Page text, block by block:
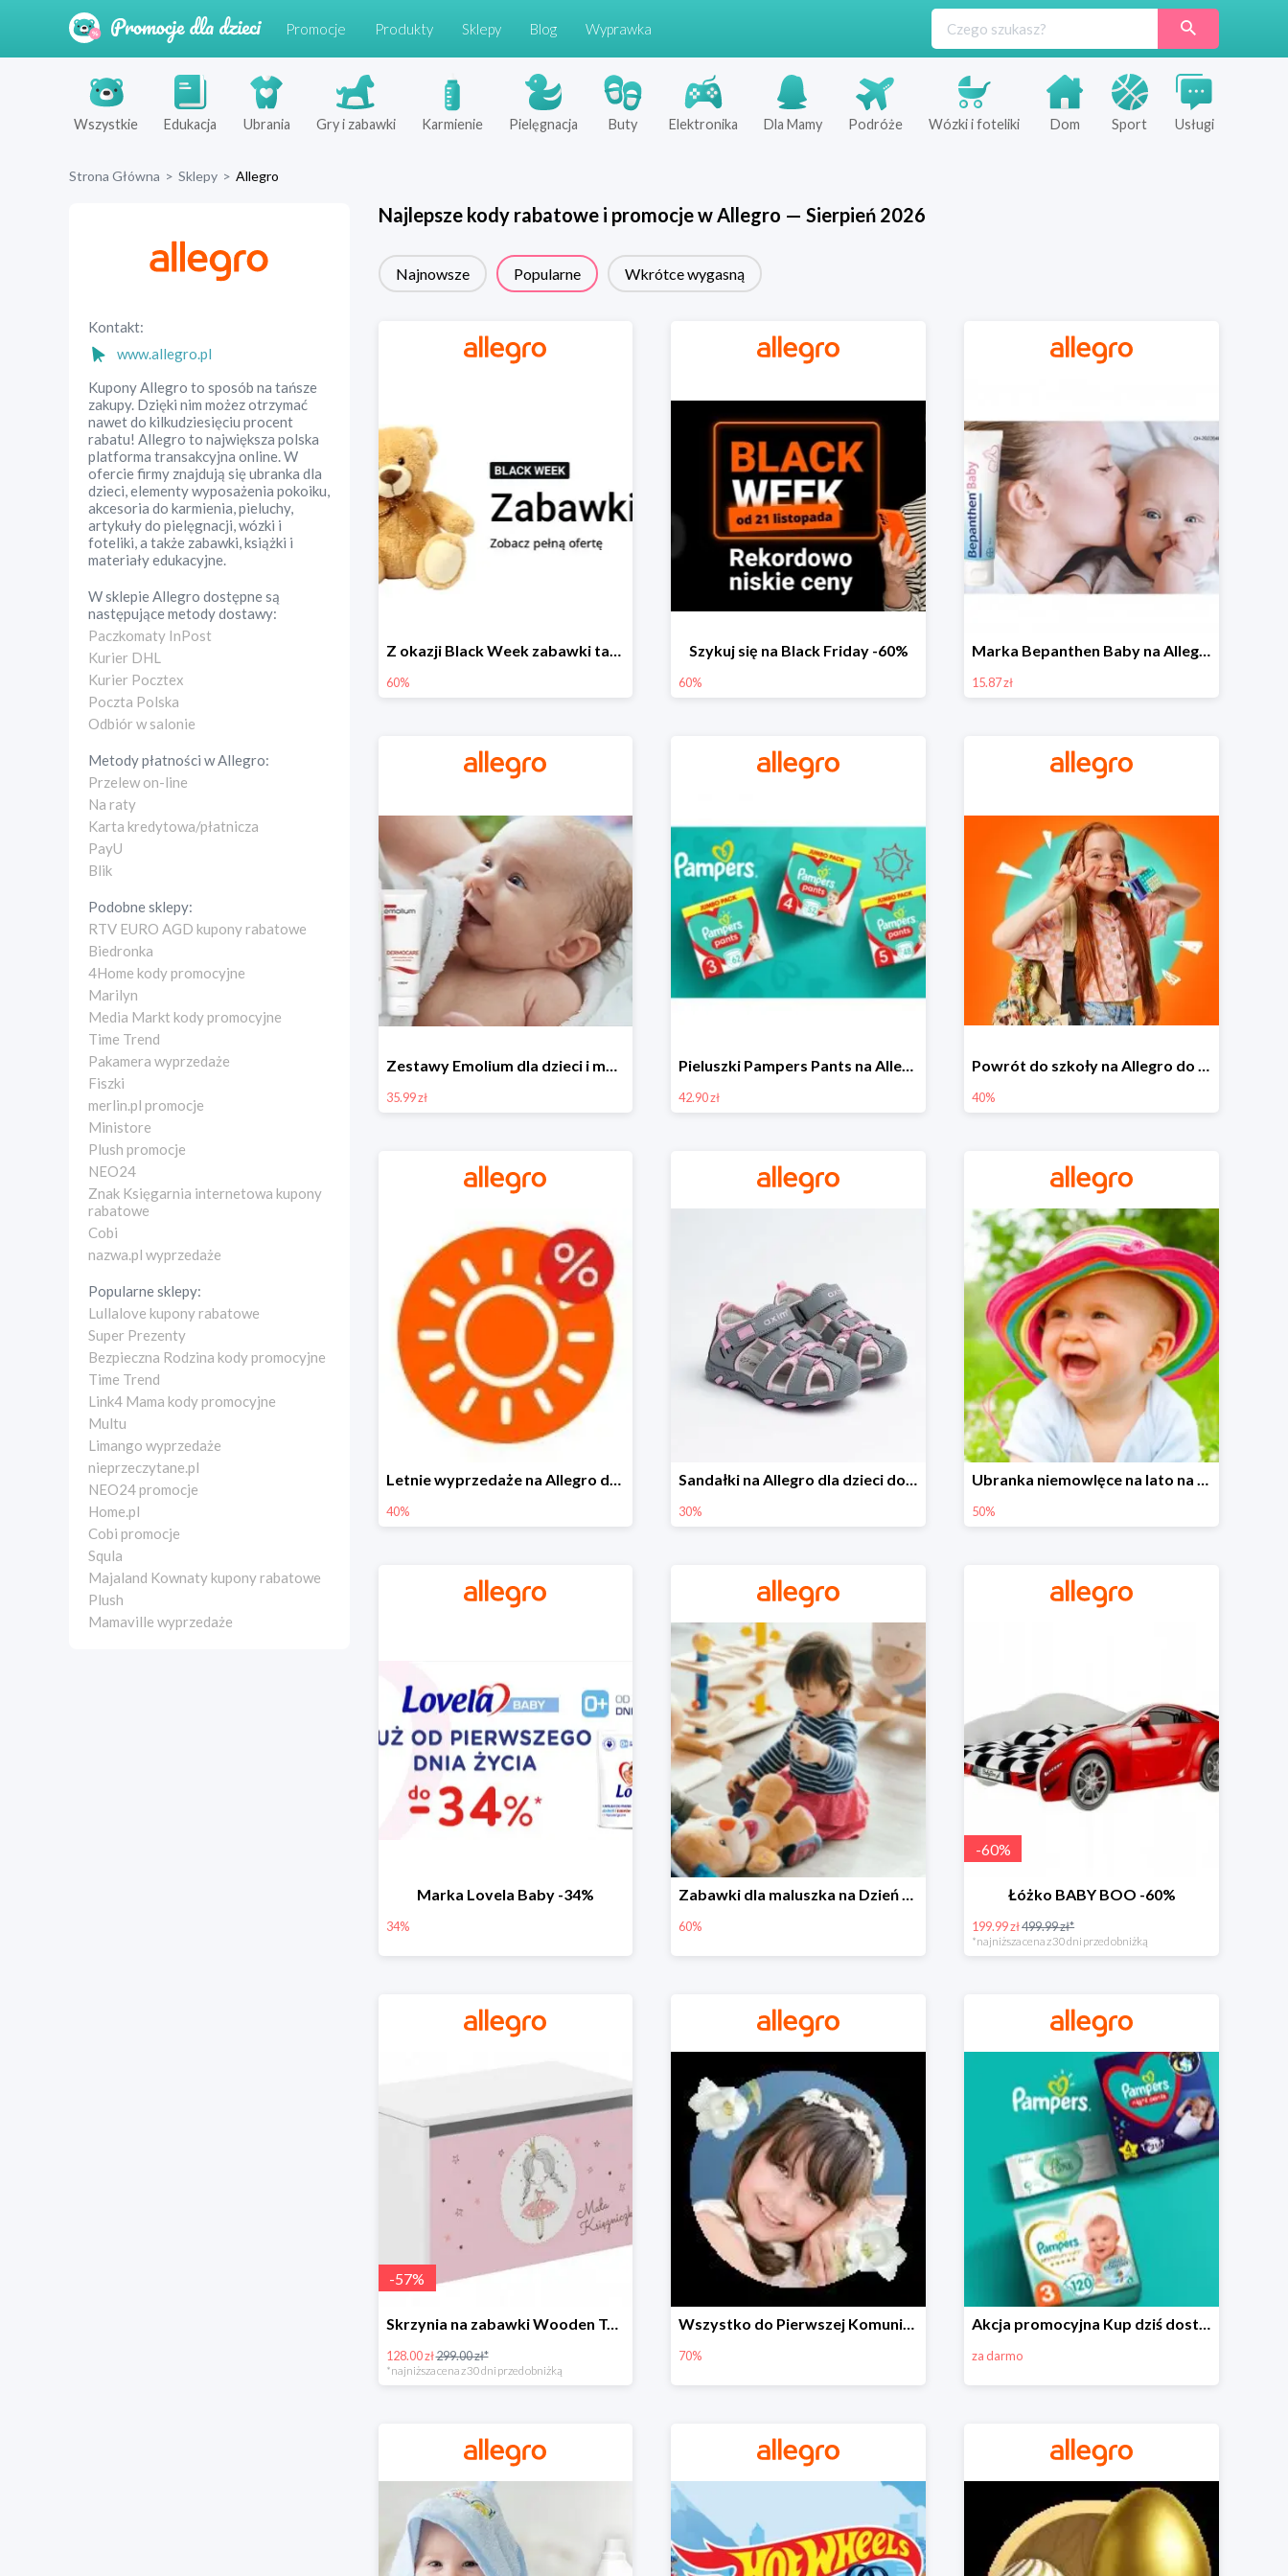
Promocje Produkty Sklepy Blog Wyprawka
Wszystkie Edukacja Ubrania Gry i zabawki Karmienie Pielęgnacja Buty Elektronika Dla Mamy Podróże Wózki i foteliki Dom Sport Usługi
Strona Główna > Sklepy > Allegro
Kontakt:
www.allegro.pl
Kupony Allegro to sposób na tańsze
zakupy. Dzięki nim możez otrzymać
nawet do kilkudziesięciu procent
rabatu! Allegro to największa polska
platforma transakcyjna online. W
ofercie firmy znajdują się ubranka dla
dzieci, elementy wyposażenia pokoiku,
akcesoria do karmienia, pieluchy,
artykuły do pielęgnacji, wózki i
foteliki, a także zabawki, książki i
materiały edukacyjne.
W sklepieAllegro dostępne są
następujące metody dostawy:
Paczkomaty InPost
Kurier DHL
Kurier Pocztex
Poczta Polska
Odbiór w salonie
Metody płatności wAllegro:
Przelew on-line
Na raty
Karta kredytowa/płatnicza
PayU
Blik
Podobne sklepy:
RTV EURO AGD kupony rabatowe
Biedronka
4Home kody promocyjne
Marilyn
Media Markt kody promocyjne
Time Trend
Pakamera wyprzedaże
Fiszki
merlin.pl promocje
Ministore
Plush promocje
NEO24
Znak Księgarnia internetowa kupony
rabatowe
Cobi
nazwa.pl wyprzedaże
Popularne sklepy:
Lullalove kupony rabatowe
Super Prezenty
Bezpieczna Rodzina kody promocyjne
Time Trend
Link4 Mama kody promocyjne
Multu
Limango wyprzedaże
nieprzeczytane.pl
NEO24 promocje
Home.pl
Cobi promocje
Squla
Majaland Kownaty kupony rabatowe
Plush
Mamaville wyprzedaże
Najlepsze kody rabatowe i promocje wAllegro — Sierpień 2026
Najnowsze Popularne Wkrótce wygasną
Z okazji Black Week zabawki taniej na allegro.pl
60%
Szykuj się na Black Friday -60%
60%
Marka Bepanthen Baby na Allegro od 15,87 zł!
15.87 zł
Zestawy Emolium dla dzieci i mam na Allegro od 35,99 zł
35.99 zł
Pieluszki Pampers Pants na Allegro od 42,90 zł
42.90 zł
Powrót do szkoły na Allegro do -40%
40%
Letnie wyprzedaże na Allegro do -40%
40%
Sandałki na Allegro dla dzieci do -30%
30%
Ubranka niemowlęce na lato na Allegro do -50%
50%
Marka Lovela Baby -34%
34%
Zabawki dla maluszka na Dzień Dziecka na Allegro do -60%
60%
-60%
Łóżko BABY BOO -60%
199.99 zł499.99 zł*
*najniższa cena z 30 dni przed obniżką
-57%
Skrzynia na zabawki Wooden Toys -57%
128.00 zł299.00 zł*
*najniższa cena z 30 dni przed obniżką
Wszystko do Pierwszej Komunii na Allegro do -70%
70%
Akcja promocyjna Kup dziś dostawa jutro
za darmo